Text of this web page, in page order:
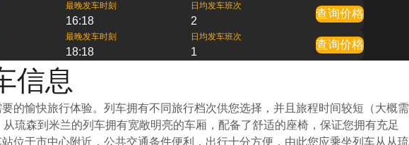
最晚发车时刻
16:18
日均发车班次
2
查询价格
最晚发车时刻
18:18
日均发车班次
1
查询价格
信息
的愉快旅行体验。列车拥有不同旅行档次供您选择，并且旅程时间较短（大概需
琉森到米兰的列车拥有宽敞明亮的车厢，配备了舒适的座椅，保证您拥有充足
位于市中心附近，公共交通条件便利，出行十分方便，由此您应乘坐列车从从琉